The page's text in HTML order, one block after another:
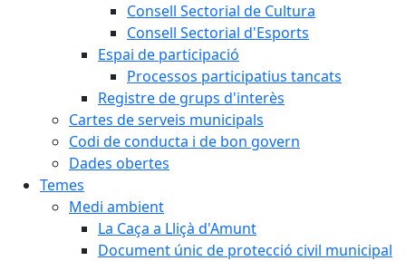
Consell Sectorial de Cultura
Consell Sectorial d'Esports
Espai de participació
Processos participatius tancats
Registre de grups d'interès
Cartes de serveis municipals
Codi de conducta i de bon govern
Dades obertes
Temes
Medi ambient
La Caça a Lliçà d'Amunt
Document únic de protecció civil municipal